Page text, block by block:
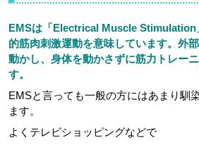
EMSは「Electrical Muscle Stimulation
的筋肉刺激運動を意味しています。外
動かし、身体を動かさずに筋力トレー
す。
EMSと言っても一般の方にはあまり馴
ます。
よくテレビショッピングなどで